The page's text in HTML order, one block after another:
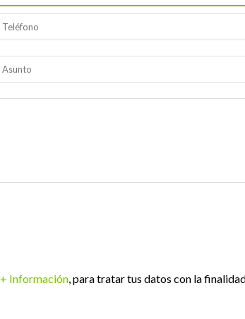
+ Información, para tratar tus datos con la